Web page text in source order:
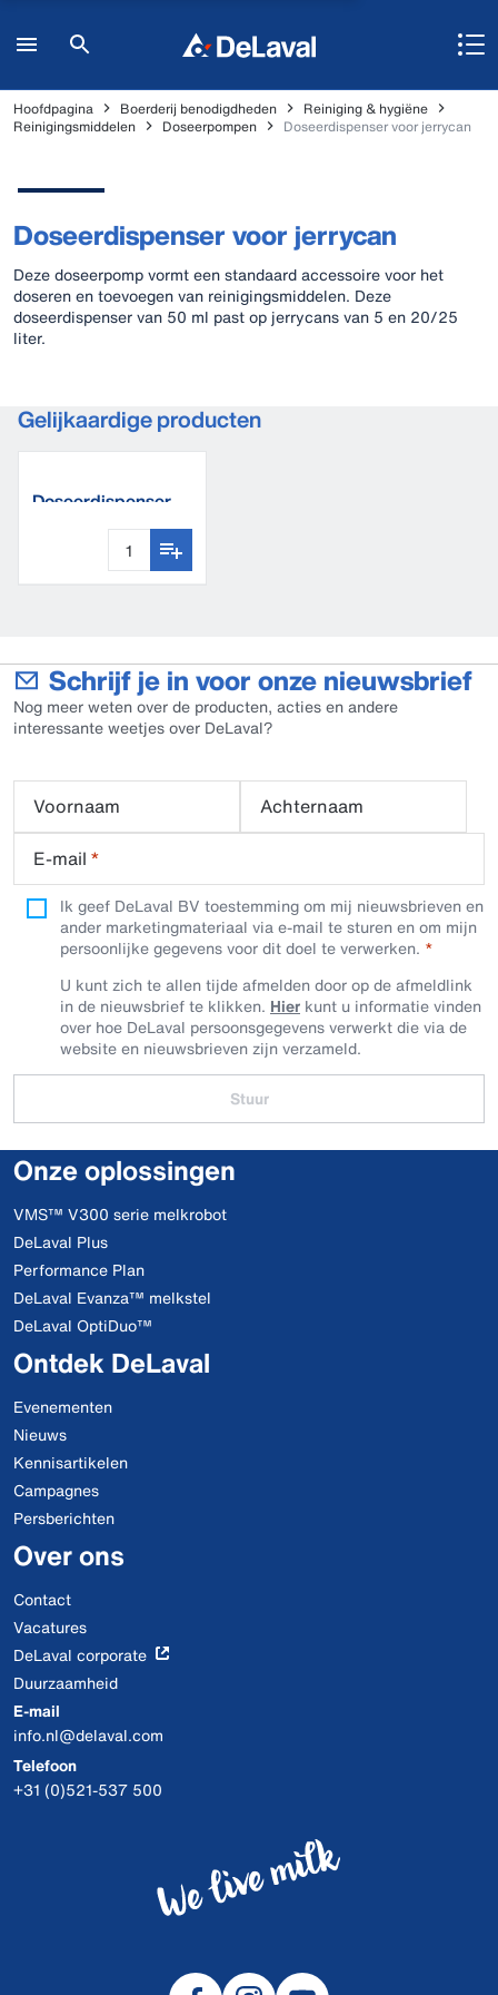
Hoofdpagina Boerderij benodigdheden
Reiniging & hygiëne
Reinigingsmiddelen
Doseerpompen Doseerdispenser voor jerrycan
Doseerdispenser voor jerrycan
Deze doseerpomp vormt een standaard accessoire voor het
doseren en toevoegen van reinigingsmiddelen. Deze
doseerdispenser van 50 ml past op jerrycans van 5 en 20/25
liter.
Gelijkaardige producten
Doseerdispenser
Schrijf je in voor onze nieuwsbrief
Nog meer weten over de producten, acties en andere
interessante weetjes over DeLaval?
Voornaam
Achternaam
E-mail *
Ik geef DeLaval BV toestemming om mij nieuwsbrieven en
ander marketingmateriaal via e-mail te sturen en om mijn
persoonlijke gegevens voor dit doel te verwerken.
U kunt zich te allen tijde afmelden door op de afmeldlink
in de nieuwsbrief te klikken. Hier kunt u informatie vinden
over hoe DeLaval persoonsgegevens verwerkt die via de
website en nieuwsbrieven zijn verzameld.
Stuur
Onze oplossingen
VMS™ V300 serie melkrobot
DeLaval Plus
Performance Plan
DeLaval Evanza™ melkstel
DeLaval OptiDuo™
Ontdek DeLaval
Evenementen
Nieuws
Kennisartikelen
Campagnes
Persberichten
Over ons
Contact
Vacatures
DeLaval corporate
Duurzaamheid
E-mail
info.nl@delaval.com
Telefoon
+31 (0)521-537 500